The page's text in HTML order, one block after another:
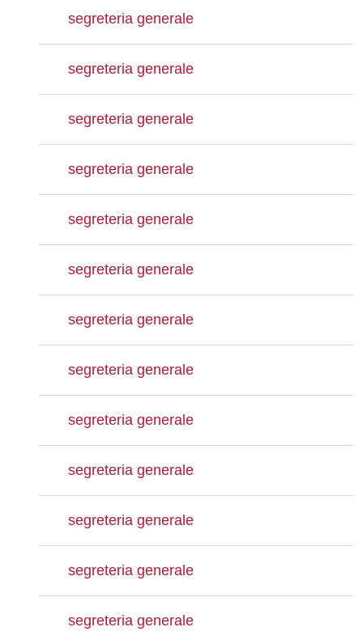
segreteria generale
segreteria generale
segreteria generale
segreteria generale
segreteria generale
segreteria generale
segreteria generale
segreteria generale
segreteria generale
segreteria generale
segreteria generale
segreteria generale
segreteria generale